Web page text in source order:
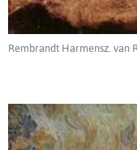
Rembrandt Harmensz. van